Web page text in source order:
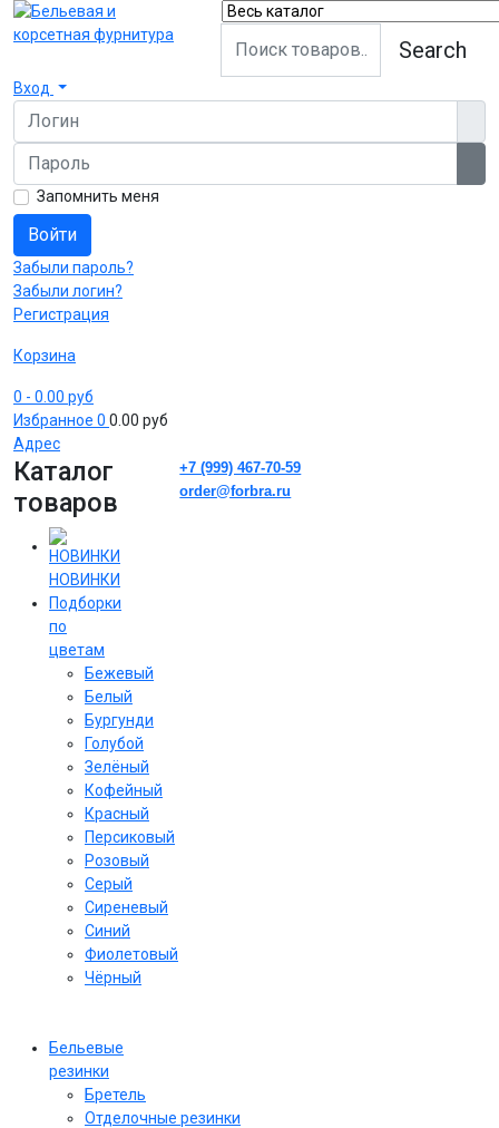
Search
Вход
Логин
Пароль
Запомнить меня
Войти
Забыли пароль?
Забыли логин?
Регистрация
Корзина
0 - 0.00 руб
Избранное 0 0.00 руб
Адрес
Каталог
товаров
НОВИНКИ
Подборки
по
цветам
Бежевый
Белый
Бургунди
Голубой
Зелёный
Кофейный
Красный
Персиковый
Розовый
Серый
Сиреневый
Cиний
Фиолетовый
Чёрный
Бельевые
резинки
Бретель
Отделочные резинки
+7 (999) 467-70-59
order@forbra.ru